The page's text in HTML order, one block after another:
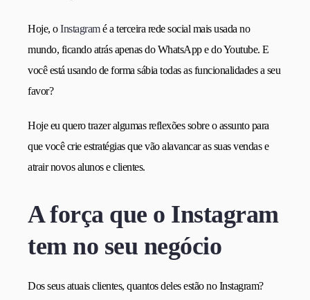
Hoje, oInstagramé a terceira rede social mais usada no
mundo, ficando atrás apenas do WhatsApp e do Youtube. E
você está usando de forma sábia todas as funcionalidades a seu
favor?
Hoje eu quero trazer algumas reflexões sobre o assunto para
que você crie estratégias que vão alavancar as suas vendas e
atrair novos alunos e clientes.
A força que o Instagram
tem no seu negócio
Dos seus atuais clientes, quantos deles estão no Instagram?